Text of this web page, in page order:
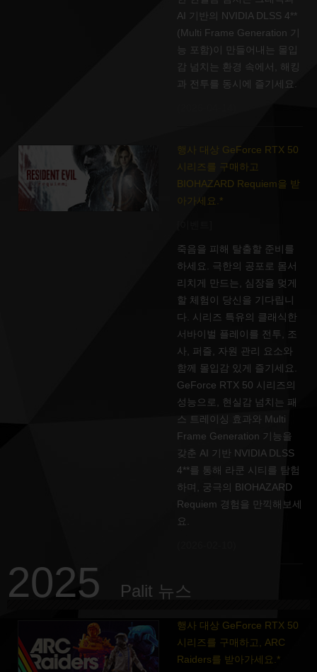
AI 기반의 NVIDIA DLSS 4**
(Multi Frame Generation 기
능 포함)이 만들어내는 몰입
감 넘치는 환경 속에서, 해킹
과 전투를 동시에 즐기세요.
행사 대상 GeForce RTX 50
시리즈를 구매하고
BIOHAZARD Requiem을 받
아가세요.*
죽음을 피해 탈출할 준비를
하세요. 극한의 공포로 몸서
리치게 만드는, 심장을 멎게
할 체험이 당신을 기다립니
다. 시리즈 특유의 클래식한
서바이벌 플레이를 전투, 조
사, 퍼즐, 자원 관리 요소와
함께 몰입감 있게 즐기세요.
GeForce RTX 50 시리즈의
성능으로, 현실감 넘치는 패
스 트레이싱 효과와 Multi
Frame Generation 기능을
갖춘 AI 기반 NVIDIA DLSS
4**를 통해 라쿤 시티를 탐험
하며, 궁극의 BIOHAZARD
Requiem 경험을 만끽해보세
요.
2025 Palit 뉴스
행사 대상 GeForce RTX 50
시리즈를 구매하고, ARC
Raiders를 받아가세요.*